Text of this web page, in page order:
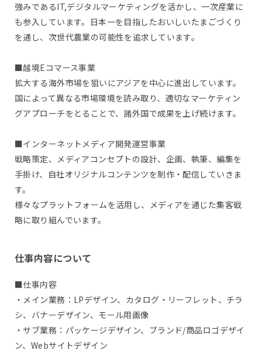
強みであるIT,デジタルマーケティングを活かし、一次産業に
も参入しています。日本一を目指したおいしいたまごづくり
を通し、次世代農業の可能性を追求しています。
■越境Eコマース事業
拡大する海外市場を狙いにアジアを中心に進出しています。
国によって異なる市場環境を読み取り、適切なマーケティン
グアプローチをとることで、諸外国で成果を上げ続けます。
■インターネットメディア開発運営事業
戦略策定、メディアコンセプトの設計、企画、執筆、編集を
手掛け、自社オリジナルコンテンツを制作・配信していきま
す。
様々なプラットフォームを活用し、メディアを通じた集客戦
略に取り組んでいます。
仕事内容について
■仕事内容
・メイン業務：LPデザイン、カタログ・リーフレット、チラ
シ、バナーデザイン、モール用画像
・サブ業務：パッケージデザイン、ブランド/商品ロゴデザイ
ン、Webサイトデザイン